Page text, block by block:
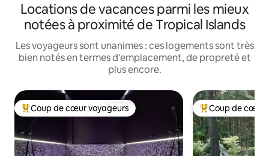
Locations de vacances parmi les mieux
notées à proximité de Tropical Islands
Les voyageurs sont unanimes : ces logements sont très
bien notés en termes d'emplacement, de propreté et
plus encore.
Coups de cœur voyageurs les plus appréciés
Coup de cœur voyageurs Coups de cœur
Coup de cœur